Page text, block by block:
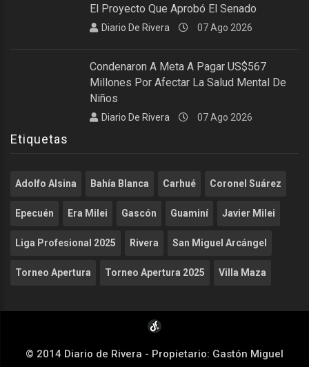
El Proyecto Que Aprobó El Senado
Diario De Rivera 07 Ago 2026
Condenaron A Meta A Pagar US$567
Millones Por Afectar La Salud Mental De
Niños
Diario De Rivera 07 Ago 2026
Etiquetas
Adolfo Alsina Bahía Blanca Carhué Coronel Suárez
Epecuén Era Milei Gascón Guaminí Javier Milei
Liga Profesional 2025 Rivera San Miguel Arcángel
Torneo Apertura Torneo Apertura 2025 Villa Maza
© 2014 Diario de Rivera - Propietario: Gastón Miguel